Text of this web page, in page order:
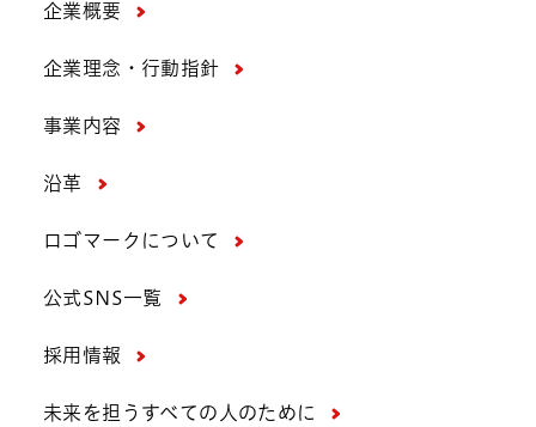
企業概要
企業理念・行動指針
事業内容
沿革
ロゴマークについて
公式SNS一覧
採用情報
未来を担うすべての人のために